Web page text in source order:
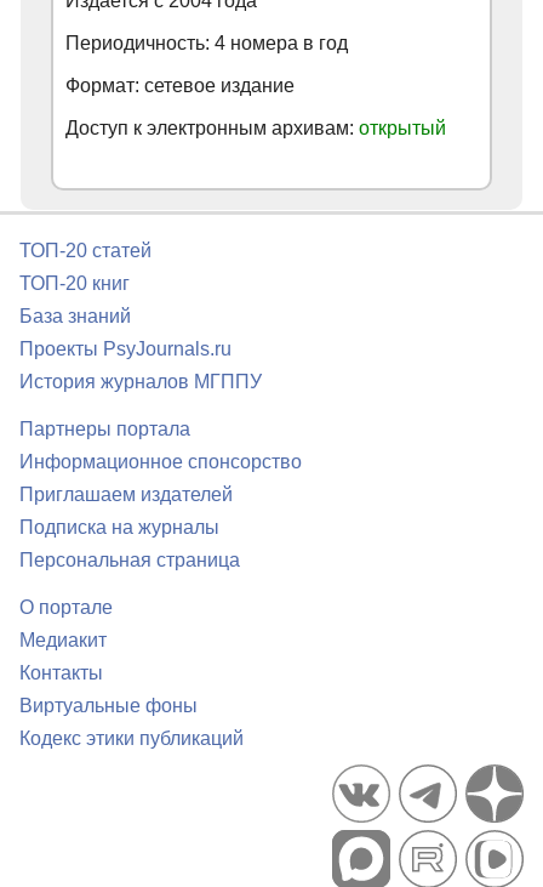
Периодичность: 4 номера в год
Формат: сетевое издание
Доступ к электронным архивам: открытый
ТОП-20 статей
ТОП-20 книг
База знаний
Проекты PsyJournals.ru
История журналов МГППУ
Партнеры портала
Информационное спонсорство
Приглашаем издателей
Подписка на журналы
Персональная страница
О портале
Медиакит
Контакты
Виртуальные фоны
Кодекс этики публикаций